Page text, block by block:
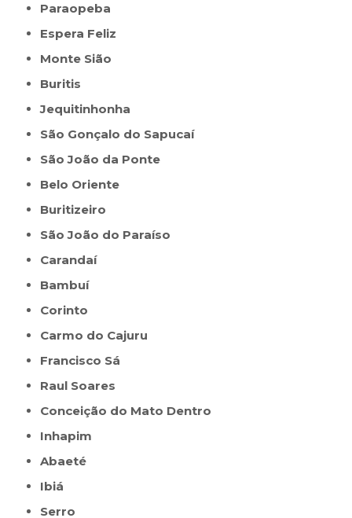
Paraopeba
Espera Feliz
Monte Sião
Buritis
Jequitinhonha
São Gonçalo do Sapucaí
São João da Ponte
Belo Oriente
Buritizeiro
São João do Paraíso
Carandaí
Bambuí
Corinto
Carmo do Cajuru
Francisco Sá
Raul Soares
Conceição do Mato Dentro
Inhapim
Abaeté
Ibiá
Serro